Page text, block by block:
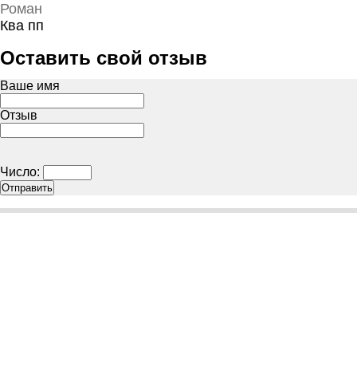
Роман
Ква пп
Оставить свой отзыв
Ваше имя
Отзыв
Число: